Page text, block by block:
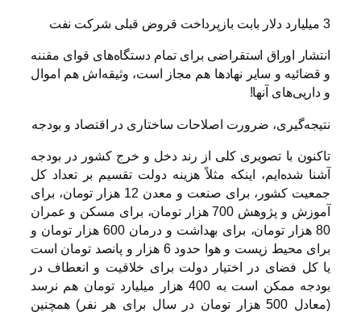
3 میلیارد دلار بابت بازپرداخت قروض قبلی شرکت نفت
انتشار اوراق استقراضی برای تمام دستگاه‌های قوای مقننه
و قضائیه و سایر نهادها هم مجاز است، وثیقه‌اش هم اموال
و داریی‌های آنها!
نتیجه‌گیری، ضرورت اصلاحات ساختاری در اقتصاد و بودجه
تاکنون با تصویری کلی از رند دخل و خرج کشور در بودجه
آشنا شده‌ایم، اینکه مثلاً هزینه دولت تقسیم بر تعداد کل
جمعیت کشور، برای صنعت و معدن 12 هزار تومان، برای
آموزش و پژوهش 700 هزار تومان، برای مسکن و عمران
80 هزار تومان، برای بهداشت و درمان 600 هزار تومان و
برای محیط زیست و هوا حدود 6 هزار و پانصد تومان است
یا کل فضای در اختیار دولت برای خلاقیت و انعطاف در
بودجه ممکن است به 400 هزار میلیارد تومان هم نرسد
(معادل 500 هزار تومان در سال برای هر نفر) همچنین